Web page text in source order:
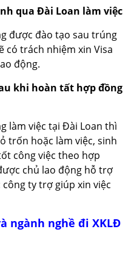
qua Đài Loan làm việc
được đào tạo sau trúng
có trách nhiệm xin Visa
động.
khi hoàn tất hợp đồng
làm việc tại Đài Loan thì
trốn hoặc làm việc, sinh
công việc theo hợp
chủ lao động hỗ trợ
ty trợ giúp xin việc
ngành nghề đi XKLĐ